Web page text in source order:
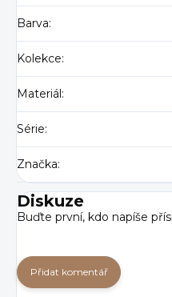
Barva:
Kolekce:
Materiál:
Série:
Značka:
Diskuze
Buďte první, kdo napíše
Přidat komentář